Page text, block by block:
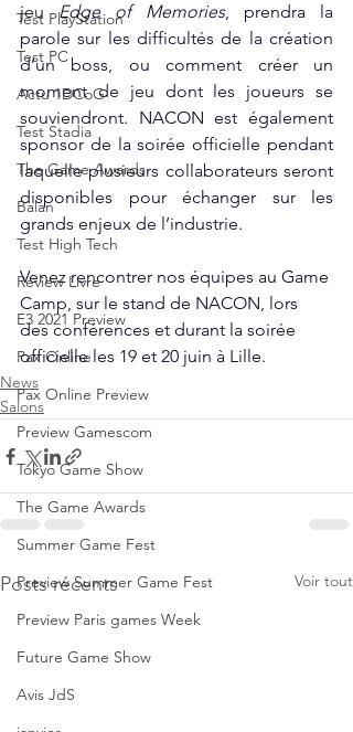
Test PlayStation
Test PC
Actu 1DCoG
Test Stadia
The Game Awards
Balan
Test High Tech
Review Livre
E3 2021 Preview
Pax Online
Pax Online Preview
Preview Gamescom
Tokyo Game Show
The Game Awards
Summer Game Fest
Preview Summer Game Fest
Preview Paris games Week
Future Game Show
Avis JdS
jeu Edge of Memories, prendra la
parole sur les difficultés de la création
d’un boss, ou comment créer un
moment de jeu dont les joueurs se
souviendront. NACON est également
sponsor de la soirée officielle pendant
laquelle plusieurs collaborateurs seront
disponibles pour échanger sur les
grands enjeux de l’industrie.
Venez rencontrer nos équipes au Game
Camp, sur le stand de NACON, lors
des conférences et durant la soirée
officielle les 19 et 20 juin à Lille.
News
Salons
Posts récents Voir tout